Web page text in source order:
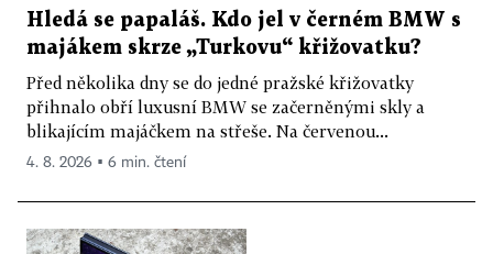
Hledá se papaláš. Kdo jel v černém BMW s
majákem skrze „Turkovu“ křižovatku?
Před několika dny se do jedné pražské křižovatky
přihnalo obří luxusní BMW se začerněnými skly a
blikajícím majáčkem na střeše. Na červenou...
4. 8. 2026 ▪ 6 min. čtení